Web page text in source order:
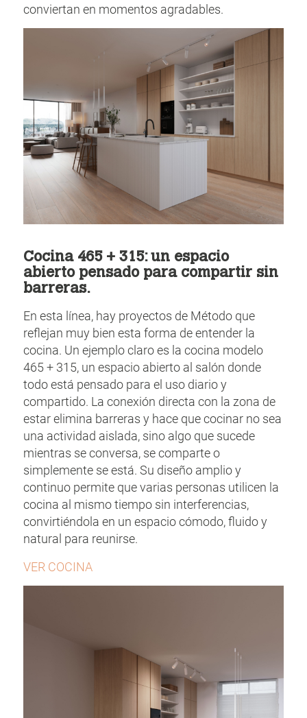
conviertan en momentos agradables.
Cocina 465 + 315: un espacio
abierto pensado para compartir sin
barreras.
En esta línea, hay proyectos de Método que
reflejan muy bien esta forma de entender la
cocina. Un ejemplo claro es la cocina modelo
465 + 315, un espacio abierto al salón donde
todo está pensado para el uso diario y
compartido. La conexión directa con la zona de
estar elimina barreras y hace que cocinar no sea
una actividad aislada, sino algo que sucede
mientras se conversa, se comparte o
simplemente se está. Su diseño amplio y
continuo permite que varias personas utilicen la
cocina al mismo tiempo sin interferencias,
convirtiéndola en un espacio cómodo, fluido y
natural para reunirse.
VER COCINA